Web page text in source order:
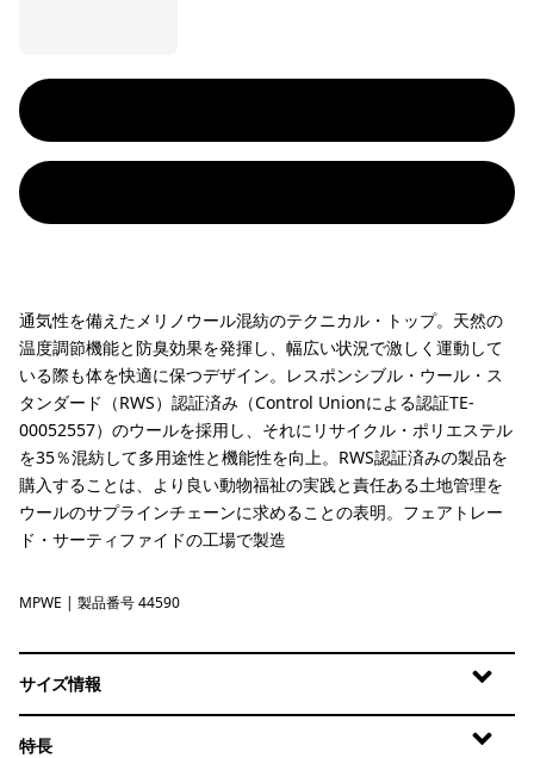
通気性を備えたメリノウール混紡のテクニカル・トップ。天然の
温度調節機能と防臭効果を発揮し、幅広い状況で激しく運動して
いる際も体を快適に保つデザイン。レスポンシブル・ウール・ス
タンダード（RWS）認証済み（Control Unionによる認証TE-
00052557）のウールを採用し、それにリサイクル・ポリエステル
を35％混紡して多用途性と機能性を向上。RWS認証済みの製品を
購入することは、より良い動物福祉の実践と責任ある土地管理を
ウールのサプラインチェーンに求めることの表明。フェアトレー
ド・サーティファイドの工場で製造
Multi-Pitch: Weathered Stone
MPWE | 製品番号 44590
サイズ情報
特長